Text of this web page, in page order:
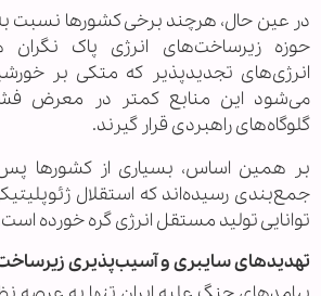
در عین حال، هرچند برخی کشورها نسبت
حوزه زیرساخت‌های انرژی پاک نگران
انرژی‌های تجدیدپذیر که متکی بر
می‌شود این منابع کمتر در معرض
گلوگاه‌های راهبردی قرار گیرند.
بر همین اساس، بسیاری از کشورها
جمع‌بندی رسیده‌اند که استقلال
توانایی تولید مستقل انرژی گره خورده
تهدیدهای سایبری و آسیب‌پذیری